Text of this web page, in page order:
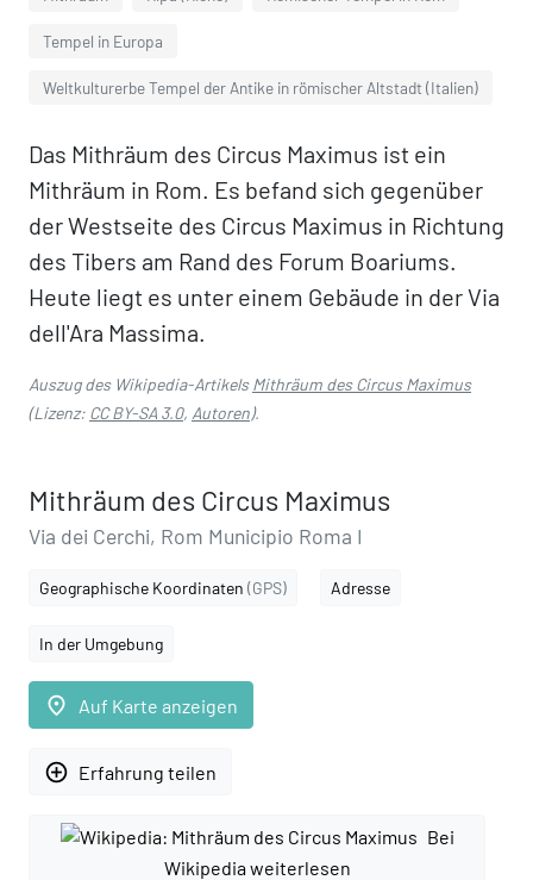
Tempel in Europa
Weltkulturerbe Tempel der Antike in römischer Altstadt (Italien)
Das Mithräum des Circus Maximus ist ein
Mithräum in Rom. Es befand sich gegenüber
der Westseite des Circus Maximus in Richtung
des Tibers am Rand des Forum Boariums.
Heute liegt es unter einem Gebäude in der Via
dell'Ara Massima.
Auszug des Wikipedia-ArtikelsMithräum des Circus Maximus
(Lizenz: CC BY-SA 3.0, Autoren).
Mithräum des Circus Maximus
Via dei Cerchi, Rom Municipio Roma I
Geographische Koordinaten (GPS) Adresse
In der Umgebung
place Auf Karte anzeigen
add_circle_outline Erfahrung teilen
Bei
Wikipedia weiterlesen